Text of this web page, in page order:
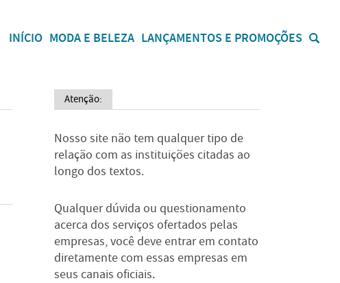
INÍCIO MODA E BELEZA LANÇAMENTOS E PROMOÇÕES
Atenção:
Nosso site não tem qualquer tipo de
relação com as instituições citadas ao
longo dos textos.
Qualquer dúvida ou questionamento
acerca dos serviços ofertados pelas
empresas, você deve entrar em contato
diretamente com essas empresas em
seus canais oficiais.